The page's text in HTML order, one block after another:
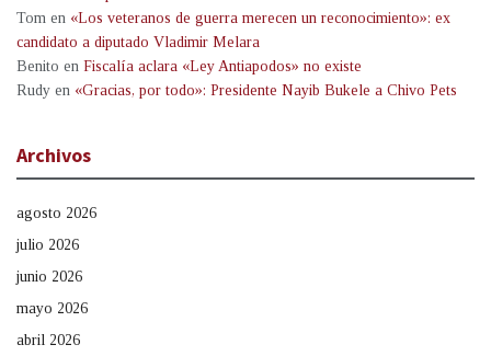
Tom en «Los veteranos de guerra merecen un reconocimiento»: ex
candidato a diputado Vladimir Melara
Benito en Fiscalía aclara «Ley Antiapodos» no existe
Rudy en «Gracias, por todo»: Presidente Nayib Bukele a Chivo Pets
Archivos
agosto 2026
julio 2026
junio 2026
mayo 2026
abril 2026